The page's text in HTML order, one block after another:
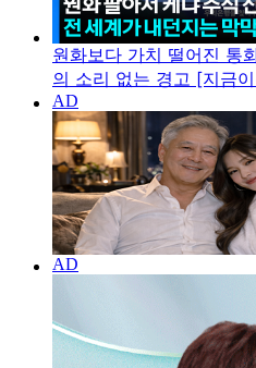
원화보다 가치 떨어진 통
의 소리 없는 경고 [지금